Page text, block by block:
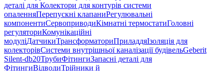
деталі для Колектори для контурів системи
опаленняПерепускні клапаниРегулювальні
компонентиСервоприводиКімнатні термостатиГоловні
регуляториКомунікаційні
модуліДатчикиТрансформаториПриладдяІзоляція для
колекторівСистеми внутрішньої каналізації будівельGeberit
Silent-db20ТрубиФітингиЗапасні деталі для
ФітингиВідводиТрійники й